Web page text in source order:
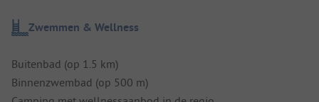
Zwemmen & Wellness
Buitenbad (op 1.5 km)
Binnenzwembad (op 500 m)